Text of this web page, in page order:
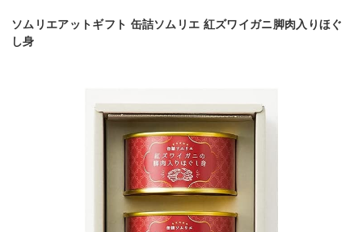
ソムリエアットギフト 缶詰ソムリエ 紅ズワイガニ脚肉入りほぐ
し身